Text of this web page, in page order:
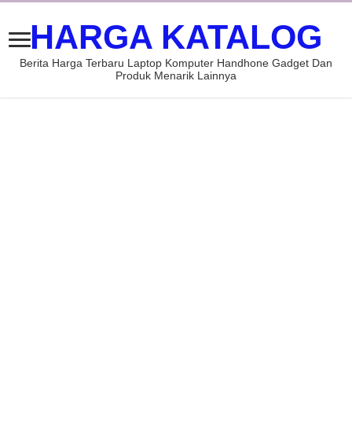
HARGA KATALOG
Berita Harga Terbaru Laptop Komputer Handhone Gadget Dan
Produk Menarik Lainnya